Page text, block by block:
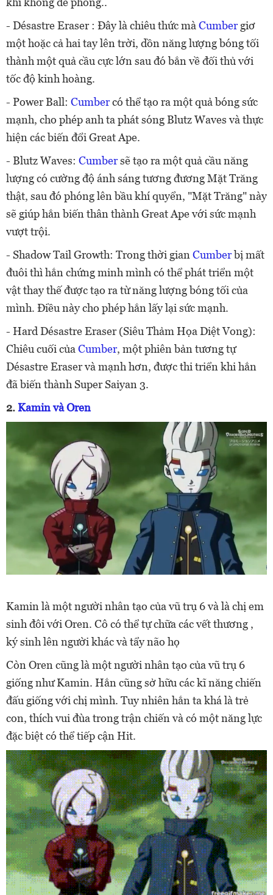
- Désastre Eraser : Đây là chiêu thức màCumbergiơ
một hoặc cả hai tay lên trời, dồn năng lượng bóng tối
thành một quả cầu cực lớn sau đó bắn về đối thủ với
tốc độ kinh hoàng.
- Power Ball: Cumbercó thể tạo ra một quả bóng sức
mạnh, cho phép anh ta phát sóng Blutz Waves và thực
hiện các biến đổi Great Ape.
- Blutz Waves: Cumbersẽ tạo ra một quả cầu năng
lượng có cường độ ánh sáng tương đương Mặt Trăng
thật, sau đó phóng lên bầu khí quyển, "Mặt Trăng" này
sẽ giúp hắn biến thân thành Great Ape với sức mạnh
vượt trội.
- Shadow Tail Growth: Trong thời gianCumberbị mất
đuôi thì hắn chứng minh mình có thể phát triển một
vật thay thế được tạo ra từ năng lượng bóng tối của
mình. Điều này cho phép hắn lấy lại sức mạnh.
- Hard Désastre Eraser (Siêu Thảm Họa Diệt Vong):
Chiêu cuối củaCumber, một phiên bản tương tự
Désastre Eraser và mạnh hơn, được thi triển khi hắn
đã biến thành Super Saiyan 3.
2.Kamin và Oren
Kamin là một người nhân tạo của vũ trụ 6 và là chị em
sinh đôi với Oren. Cô có thể tự chữa các vết thương ,
ký sinh lên người khác và tẩy não họ
Còn Oren cũng là một người nhân tạo của vũ trụ 6
giống như Kamin. Hắn cũng sở hữu các kĩ năng chiến
đấu giống với chị mình. Tuy nhiên hắn ta khá là trẻ
con, thích vui đùa trong trận chiến và có một năng lực
đặc biệt có thể tiếp cận Hit.